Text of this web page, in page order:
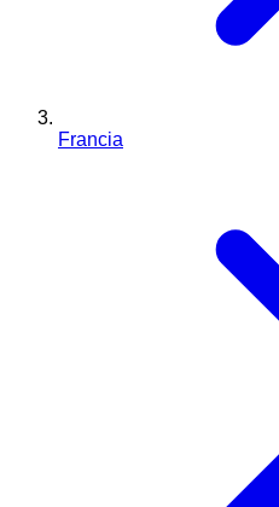
Francia